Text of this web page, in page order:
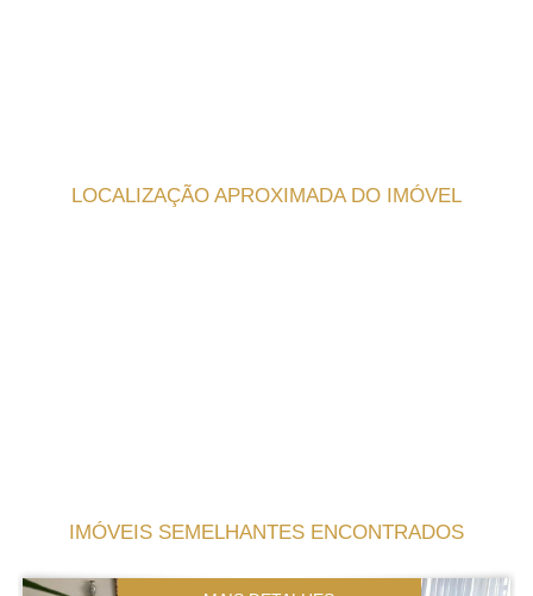
LOCALIZAÇÃO APROXIMADA DO IMÓVEL
IMÓVEIS SEMELHANTES ENCONTRADOS